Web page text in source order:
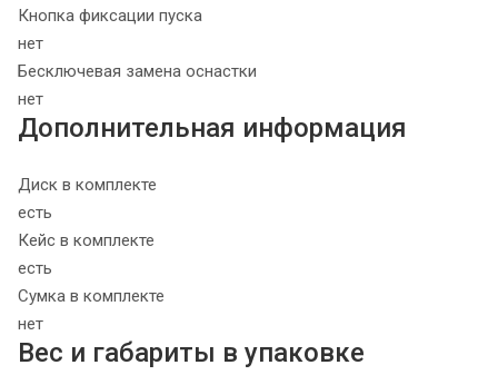
Кнопка фиксации пуска
нет
Бесключевая замена оснастки
нет
Дополнительная информация
Диск в комплекте
есть
Кейс в комплекте
есть
Сумка в комплекте
нет
Вес и габариты в упаковке